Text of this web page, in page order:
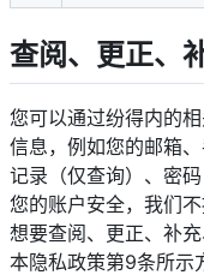
查阅、更正、
您可以通过纷得内的
信息，例如您的邮箱
记录（仅查询）、密
您的账户安全，我们
想要查阅、更正、补
本隐私政策第9条所示